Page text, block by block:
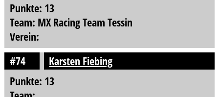
Punkte: 13
Team: MX Racing Team Tessin
Verein:
#74
Karsten Fiebing
Punkte: 13